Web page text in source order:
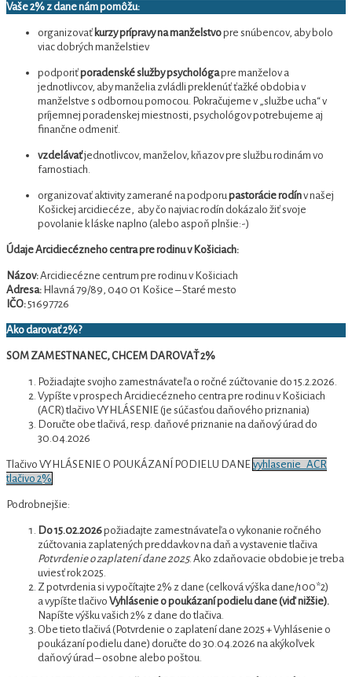
Vaše 2% z dane nám pomôžu:
organizovať kurzy prípravy na manželstvopre snúbencov, aby bolo
viac dobrých manželstiev
podporiťporadenské služby psychológapre manželov a
jednotlivcov, aby manželia zvládli preklenúť ťažké obdobia v
manželstve s odbornou pomocou. Pokračujeme v „službe ucha“ v
príjemnej poradenskej miestnosti, psychológov potrebujeme aj
finančne odmeniť.
vzdelávaťjednotlivcov, manželov, kňazov pre službu rodinám vo
farnostiach.
organizovať aktivity zamerané na podporupastorácie rodínv našej
Košickej arcidiecéze, aby čo najviac rodín dokázalo žiť svoje
povolanie k láske naplno (alebo aspoň plnšie:-)
Údaje Arcidiecézneho centra pre rodinu v Košiciach:
Názov:Arcidiecézne centrum pre rodinu v Košiciach
Adresa: Hlavná 79/89, 040 01 Košice – Staré mesto
IČO:51697726
Ako darovať 2%?
SOM ZAMESTNANEC, CHCEM DAROVAŤ 2%
Požiadajte svojho zamestnávateľa o ročné zúčtovanie do 15.2.2026.
Vypíšte v prospech Arcidiecézneho centra pre rodinu v Košiciach
(ACR) tlačivo VYHLÁSENIE (je súčasťou daňového priznania)
Doručte obe tlačivá, resp. daňové priznanie na daňový úrad do
30.04.2026
Tlačivo VYHLÁSENIE O POUKÁZANÍ PODIELU DANE vyhlasenie_ACR
tlačivo 2%
Podrobnejšie:
Do 15.02.2026požiadajte zamestnávateľa o vykonanie ročného
zúčtovania zaplatených preddavkov na daň a vystavenie tlačiva
Potvrdenie o zaplatení dane 2025. Ako zdaňovacie obdobie je treba
uviesť rok 2025.
Z potvrdenia si vypočítajte 2% z dane (celková výška dane/100*2)
a vypíšte tlačivo Vyhlásenie o poukázaní podielu dane (viď nižšie).
Napíšte výšku vašich 2% z dane do tlačiva.
Obe tieto tlačivá (Potvrdenie o zaplatení dane 2025 + Vyhlásenie o
poukázaní podielu dane) doručte do 30.04.2026 na akýkoľvek
daňový úrad – osobne alebo poštou.